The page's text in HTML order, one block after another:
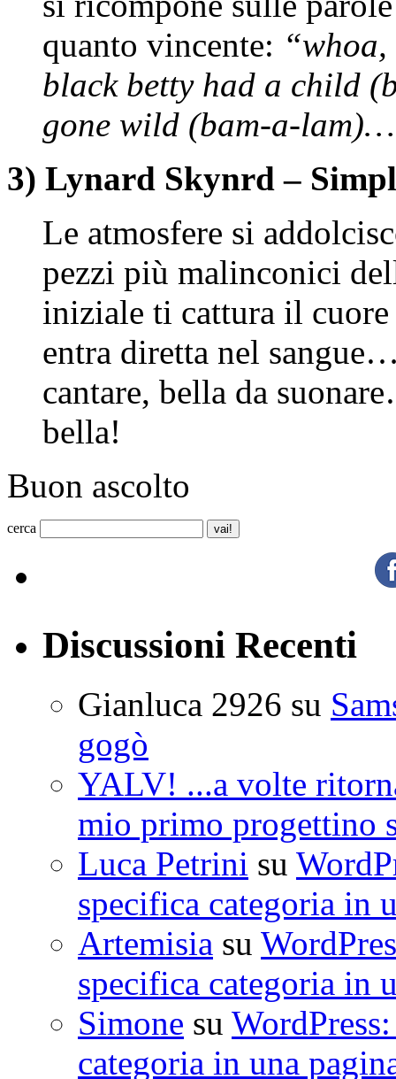
quanto vincente:
black betty had a child
gone wild (bam-a-
3) Lynard Skynrd –
Le atmosfere si
pezzi più malinconici
iniziale ti cattura il cuore
entra diretta nel
cantare, bella da
bella!
Buon ascolto
cerca
Discussioni Recenti
Gianluca 2926 su
gogò
YALV! ...a volte
mio primo progettino
Luca Petrini su
specifica categoria in
Artemisia su
specifica categoria in
Simone su
categoria in una